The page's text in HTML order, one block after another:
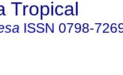
Tropical
ISSN 0798-